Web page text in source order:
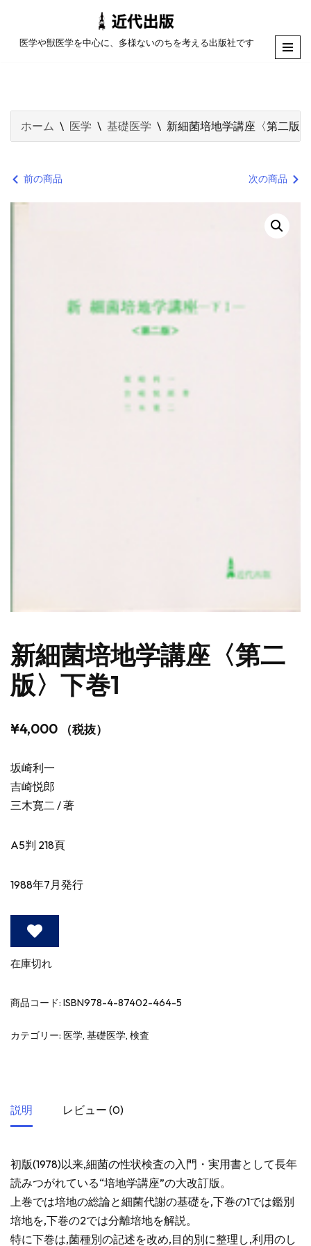
コ
ツ
へ
プ
医学や獣医学を中心に、多様ないのちを考える出版社です
ホーム \ 医学 \ 基礎医学 \ 新細菌培地学講座〈第二版
前の商品 次の商品
新細菌培地学講座〈第二
版〉下巻1
¥4,000 （税抜）
坂崎利一
吉崎悦郎
三木寛二 / 著
A5判 218頁
1988年7月発行
在庫切れ
商品コード: ISBN978-4-87402-464-5
カテゴリー: 医学, 基礎医学, 検査
説明 レビュー (0)
初版(1978)以来,細菌の性状検査の入門・実用書として長年
読みつがれている“培地学講座”の大改訂版。
上巻では培地の総論と細菌代謝の基礎を,下巻の1では鑑別
培地を,下巻の2では分離培地を解説。
特に下巻は,菌種別の記述を改め,目的別に整理し,利用のし